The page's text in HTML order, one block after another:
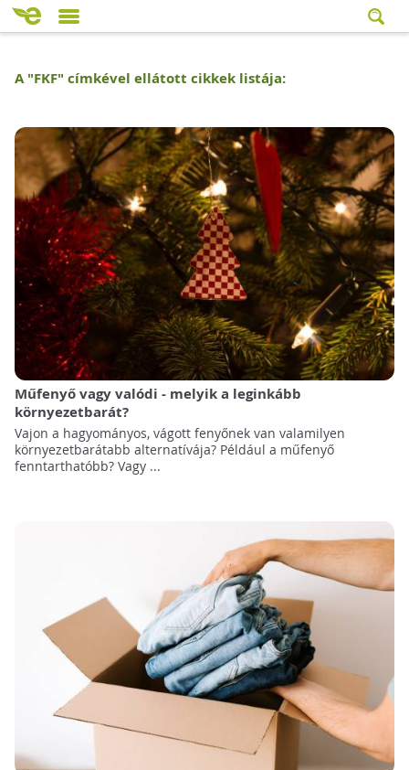
A "FKF" címkével ellátott cikkek listája:
Műfenyő vagy valódi - melyik a leginkább
környezetbarát?
Vajon a hagyományos, vágott fenyőnek van valamilyen
környezetbarátabb alternatívája? Például a műfenyő
fenntarthatóbb? Vagy ...